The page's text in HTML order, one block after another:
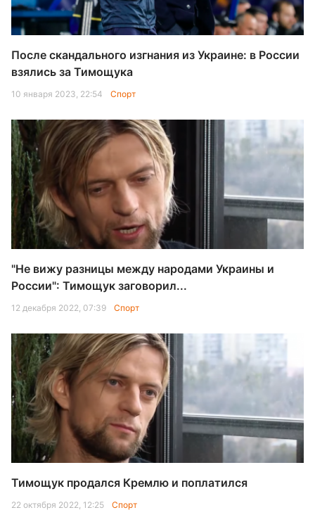
После скандального изгнания из Украине: в России
взялись за Тимощука
10 января 2023, 22:54 Спорт
"Не вижу разницы между народами Украины и
России": Тимощук заговорил...
12 декабря 2022, 07:39 Спорт
Тимощук продался Кремлю и поплатился
22 октября 2022, 12:25 Спорт